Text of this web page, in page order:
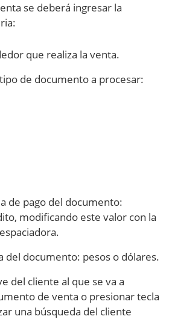
se deberá ingresar la
que realiza la venta.
de documento a procesar:
de pago del documento:
modificando este valor con la
del documento: pesos o dólares.
del cliente al que se va a
de venta o presionar tecla
una búsqueda del cliente